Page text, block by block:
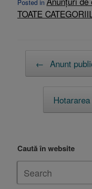
Posted in
TOATE
← Anunt
Caută în website